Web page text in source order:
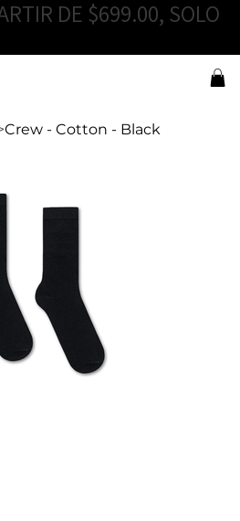
DE $699.00, SOLO
Crew - Cotton - Black